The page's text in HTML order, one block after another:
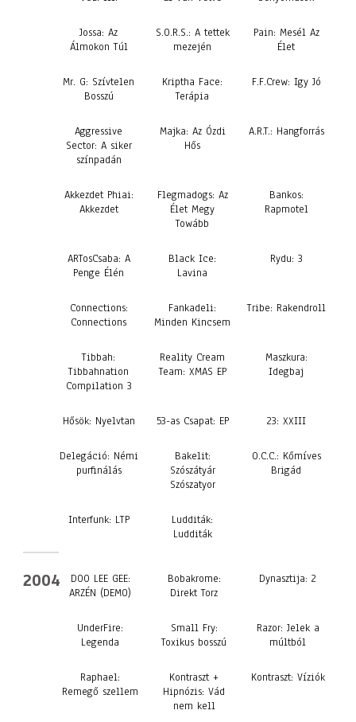
Jossa: Az
Álmokon Túl
S.O.R.S.: A tettek
mezején
Pain: Mesél Az
Élet
Mr. G: Szívtelen
Bosszú
Kriptha Face:
Terápia
F.F.Crew: Igy Jó
Aggressive
Sector: A siker
színpadán
Majka: Az Ózdi
Hős
A.R.T.: Hangforrás
Akkezdet Phiai:
Akkezdet
Flegmadogs: Az
Élet Megy
Towább
Bankos:
Rapmotel
ARTosCsaba: A
Penge Élén
Black Ice:
Lavina
Rydu: 3
Connections:
Connections
Fankadeli:
Minden Kincsem
Tribe: Rakendroll
Tibbah:
Tibbahnation
Compilation 3
Reality Cream
Team: XMAS EP
Maszkura:
Idegbaj
Hősök: Nyelvtan 53-as Csapat: EP 23: XXIII
Delegáció: Némi
purfinálás
Bakelit:
Szószátyár
Szószatyor
O.C.C.: Kőmíves
Brigád
Interfunk: LTP
Ludditák:
Ludditák
2004
DOO LEE GEE:
ARZÉN (DEMO)
Bobakrome:
Direkt Torz
Dynasztija: 2
UnderFire:
Legenda
Small Fry:
Toxikus bosszú
Razor: Jelek a
múltból
Raphael:
Remegő szellem
Kontraszt +
Hipnózis: Vád
nem kell
Kontraszt: Víziók